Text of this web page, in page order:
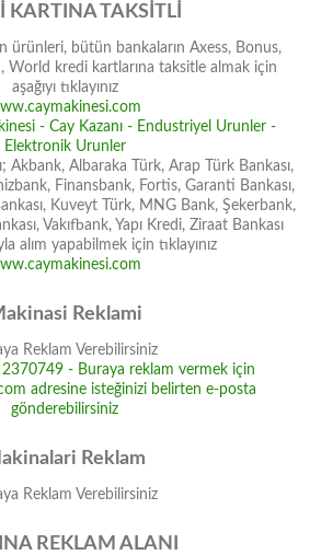
KARTINA TAKSİTLİ
ürünleri, bütün bankaların Axess, Bonus,
World kredi kartlarına taksitle almak için
aşağıyı tıklayınız
Akbank, Albaraka Türk, Arap Türk Bankası,
Finansbank, Fortis, Garanti Bankası,
Kuveyt Türk, MNG Bank, Şekerbank,
Vakıfbank, Yapı Kredi, Ziraat Bankası
alım yapabilmek için tıklayınız
Reklami
Reklam Verebilirsiniz
Reklam
Reklam Verebilirsiniz
REKLAM ALANI